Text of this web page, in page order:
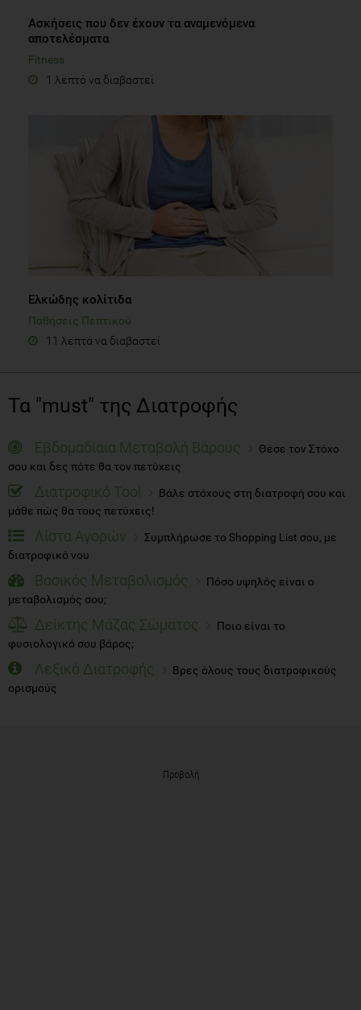
Ασκήσεις που δεν έχουν τα αναμενόμενα
αποτελέσματα
Fitness
1 λεπτό να διαβαστεί
Ελκώδης κολίτιδα
Παθήσεις Πεπτικού
11 λεπτά να διαβαστεί
Τα "must" της Διατροφής
Εβδομαδίαια Μεταβολή Βάρους
Θέσε τον Στόχο
σου και δες πότε θα τον πετύχεις
Διατροφικό Tool
Βάλε στόχους στη διατροφή σου και
μάθε πώς θα τους πετύχεις!
Λίστα Αγορών
Συμπλήρωσε το Shopping List σου, με
διατροφικό νου
Βασικός Μεταβολισμός
Πόσο υψηλός είναι ο
μεταβολισμός σου;
Δείκτης Μάζας Σώματος
Ποιο είναι το
φυσιολογικό σου βάρος;
Λεξικό Διατροφής
Βρες όλους τους διατροφικούς
ορισμούς
Προβολή